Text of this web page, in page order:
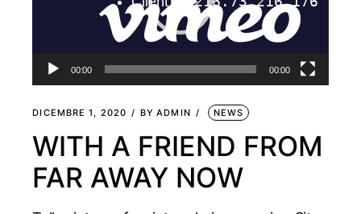
00:00 00:00
DICEMBRE 1, 2020 BY ADMIN NEWS
WITH A FRIEND FROM
FAR AWAY NOW